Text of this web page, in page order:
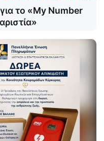
το «My Number